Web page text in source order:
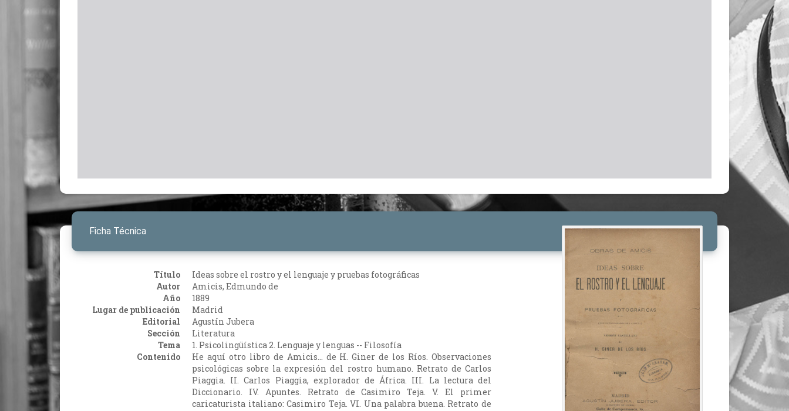
Ficha Técnica
Título
Ideas sobre el rostro y el lenguaje y pruebas fotográficas
Autor
Amicis, Edmundo de
Año
1889
Lugar de publicación
Madrid
Editorial
Agustín Jubera
Sección
Literatura
Tema
1. Psicolingüística 2. Lenguaje y lenguas -- Filosofía
Contenido
He aquí otro libro de Amicis... de H. Giner de los Ríos. Observaciones
psicológicas sobre la expresión del rostro humano. Retrato de Carlos
Piaggia. II. Carlos Piaggia, explorador de África. III. La lectura del
Diccionario. IV. Apuntes. Retrato de Casimiro Teja. V. El primer
caricaturista italiano: Casimiro Teja. VI. Una palabra buena. Retrato de